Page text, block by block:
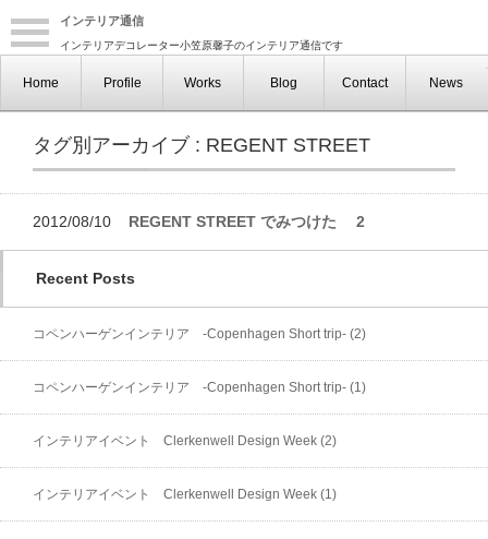
インテリア通信
インテリアデコレーター小笠原馨子のインテリア通信です
Home Profile Works Blog Contact News
タグ別アーカイブ : REGENT STREET
2012/08/10 REGENT STREET でみつけた 2
Recent Posts
コペンハーゲンインテリア -Copenhagen Short trip- (2)
コペンハーゲンインテリア -Copenhagen Short trip- (1)
インテリアイベント Clerkenwell Design Week (2)
インテリアイベント Clerkenwell Design Week (1)